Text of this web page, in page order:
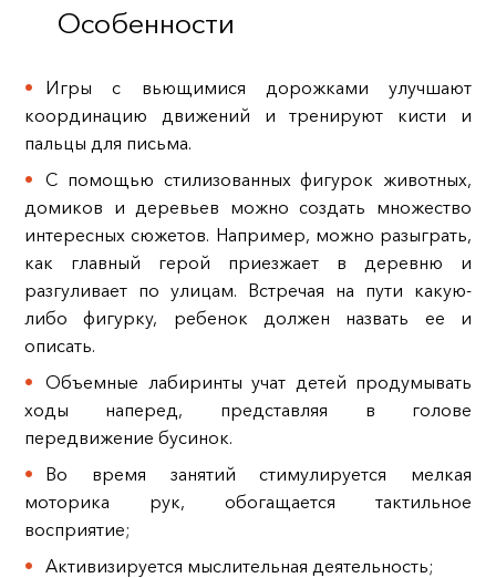
Особенности
Игры с вьющимися дорожками улучшают
координацию движений и тренируют кисти и
пальцы для письма.
С помощью стилизованных фигурок животных,
домиков и деревьев можно создать множество
интересных сюжетов. Например, можно разыграть,
как главный герой приезжает в деревню и
разгуливает по улицам. Встречая на пути какую-
либо фигурку, ребенок должен назвать ее и
описать.
Объемные лабиринты учат детей продумывать
ходы наперед, представляя в голове
передвижение бусинок.
Во время занятий стимулируется мелкая
моторика рук, обогащается тактильное
восприятие;
Активизируется мыслительная деятельность;